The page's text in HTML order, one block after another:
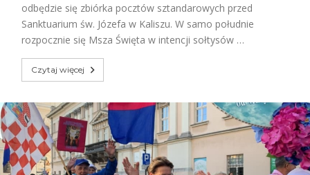
odbędzie się zbiórka pocztów sztandarowych przed
Sanktuarium św. Józefa w Kaliszu. W samo południe
rozpocznie się Msza Święta w intencji sołtysów …
Czytaj więcej